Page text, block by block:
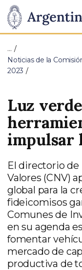
Presidencia
de
la
Pasar al contenido
…
Noticias de la
2023
Luz
impulsar
El directorio de
Valores (CNV)
global para la
fideicomisos
Comunes de
en su agenda
fomentar
mercado de
productiva de